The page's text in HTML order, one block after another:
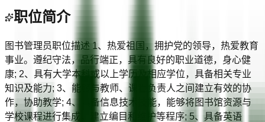
职位简介
图书管理员职位描述 1、热爱祖国，拥护党的领导，热爱教育
事业。遵纪守法，品行端正，具有良好的职业道德，身心健
康; 2、具有大学本科或以上学历及相应学位，具备相关专业
知识及能力; 3、能够与教师、课程负责人之间建立有效的协
作，协助教学; 4、具备信息技术技能，能够将图书馆资源与
学校课程进行集成，建立编目和维护等程序; 5、具备英语